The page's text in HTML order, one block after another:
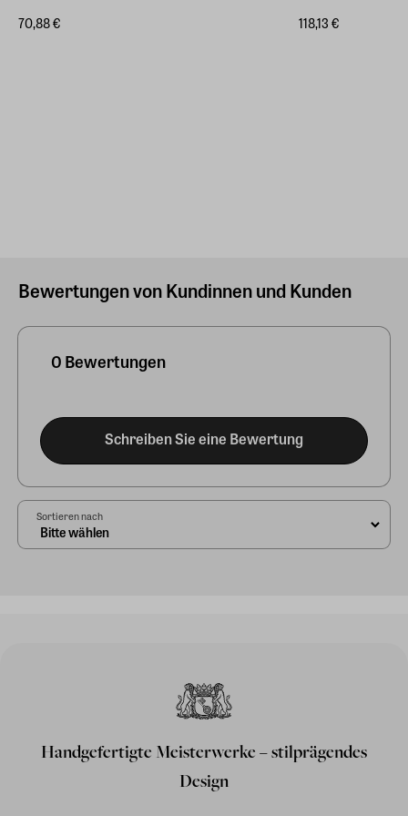
70,88 €
118,13 €
Bewertungen von Kundinnen und Kunden
0 Bewertungen
Schreiben Sie eine Bewertung
Sortieren nach
Handgefertigte Meisterwerke – stilprägendes
Design